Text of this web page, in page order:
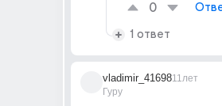
0
1 ответ
vladimir_41698
Гуру
11лет